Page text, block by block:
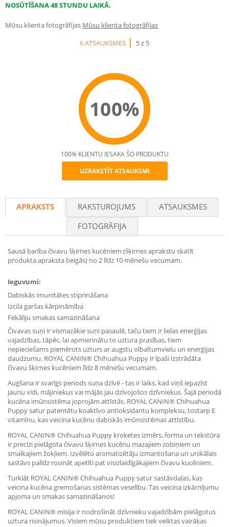
NOSŪTĪŠANA 48 STUNDU LAIKĀ.
Mūsu klienta fotogrāfijas Mūsu klienta fotogrāfijas
6 ATSAUKSMES
5 z 5
100%
Recommend
100% KLIENTU IESAKA ŠO PRODUKTU
UZRAKSTĪT ATSAUKSMI
APRAKSTS RAKSTUROJUMS
ATSAUKSMES
FOTOGRĀFIJA
Sausā barība čivavu šķirnes kucēniem (šķirnes aprakstu skatīt
produkta apraksta beigās) no 2 līdz 10 mēnešu vecumam.
Ieguvumi:
Dabiskās imunitātes stiprināšana
Izcila garšas kārpināmība
Fekāliju smakas samazināšana
Čivavas suņi ir vismazākie suņi pasaulē, taču tiem ir lielas enerģijas
vajadzības, tāpēc, lai apmierinātu to uztura prasības, tiem
nepieciešams piemērots uzturs ar augstu olbaltumvielu un enerģijas
daudzumu. ROYAL CANIN® Chihuahua Puppy ir īpaši izstrādāta
čivavu šķirnes kucēniem līdz 8 mēnešu vecumam.
Augšana ir svarīgs periods suņa dzīvē - tas ir laiks, kad viņš iepazīst
jaunu vidi, mājiniekus vai mājās jau dzīvojošos dzīvniekus. Šajā periodā
kucēna imūnsistēma joprojām attīstās. ROYAL CANIN® Chihuahua
Puppy satur patentētu koaktīvo antioksidantu kompleksu, tostarp E
vitamīnu, kas veicina kucēnu dabiskās imūnsistēmas attīstību.
ROYAL CANIN® Chihuahua Puppy kroketes izmērs, forma un tekstūra
ir precīzi pielāgota čivavu šķirnes kucēnu mazajiem zobiņiem un
smalkajiem žokļiem. Izvēlēto aromatizētāju izmantošana un unikālais
sastāvs palīdz rosināt apetīti pat visizlaidīgākajiem čivavu kucēniem.
Turklāt ROYAL CANIN® Chihuahua Puppy satur sastāvdaļas, kas
veicina kucēna gremošanas sistēmas veselību. Tas veicina izkārnījumu
apjoma un smakas samazināšanos!
ROYAL CANIN® misija ir nodrošināt dzīvnieku vajadzībām pielāgotus
uztura risinājumus. Visiem mūsu produktiem tiek veiktas vairākas